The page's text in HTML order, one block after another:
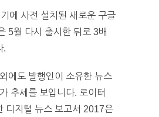
에 사전 설치된 새로운 구글
5월 다시 출시한 뒤로 3배
.
에도 발행인이 소유한 뉴스
추세를 보입니다. 로이터
디지털 뉴스 보고서 2017은